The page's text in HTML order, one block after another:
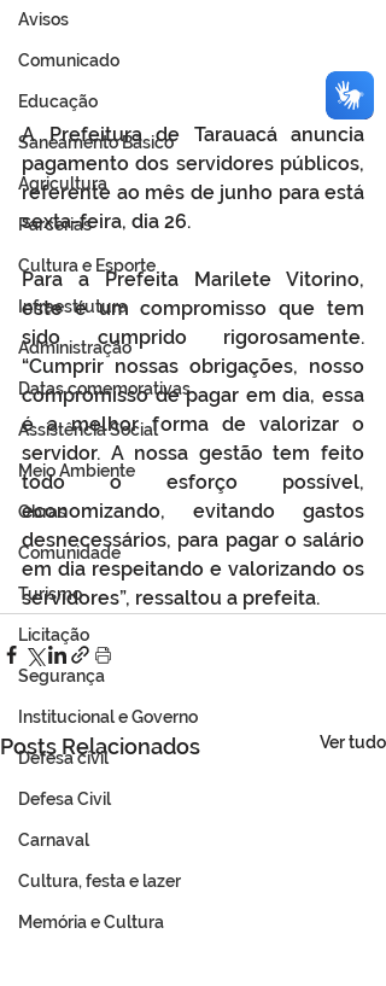
Avisos
Comunicado
Educação
Saneamento Básico
Agricultura
Parcerias
Cultura e Esporte
Infraestrutura
Administração
Datas comemorativas
Assistência Social
Meio Ambiente
Obras
Comunidade
Turismo
Licitação
Segurança
Institucional e Governo
Defesa cívil
Defesa Civil
Carnaval
Cultura, festa e lazer
Memória e Cultura
A Prefeitura de Tarauacá anuncia
pagamento dos servidores públicos,
referente ao mês de junho para está
sexta-feira, dia 26.
Para a Prefeita Marilete Vitorino,
este é um compromisso que tem
sido cumprido rigorosamente.
“Cumprir nossas obrigações, nosso
compromisso de pagar em dia, essa
é a melhor forma de valorizar o
servidor. A nossa gestão tem feito
todo o esforço possível,
economizando, evitando gastos
desnecessários, para pagar o salário
em dia respeitando e valorizando os
servidores”, ressaltou a prefeita.
Posts Relacionados Ver tudo